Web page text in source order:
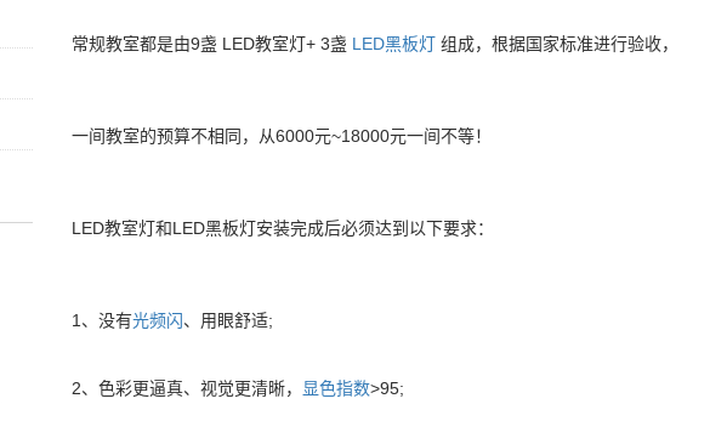
常规教室都是由9盏 LED教室灯+ 3盏 LED黑板灯组成，根据国家标准进行验收，
一间教室的预算不相同，从6000元~18000元一间不等！
LED教室灯和LED黑板灯安装完成后必须达到以下要求：
1、没有光频闪、用眼舒适;
2、色彩更逼真、视觉更清晰， 显色指数>95;